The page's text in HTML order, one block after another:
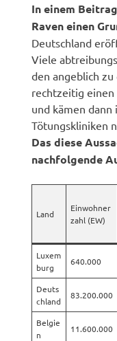
In einem
Raven einen
Deutschland
Viele
den angeblich
rechtzeitig
und kämen
Tötungskliniken
Das diese
nachfolgende
Land
Einwohner
zahl (EW)
Luxem
burg
640.000
Deuts
chland
83.200.000
Belgie
n
11.600.000